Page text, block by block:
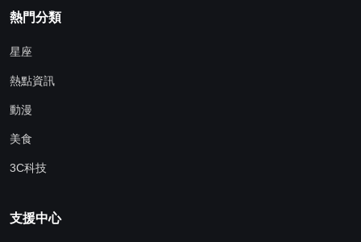
熱門分類
星座
熱點資訊
動漫
美食
3C科技
支援中心